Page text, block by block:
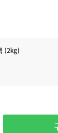
(2kg)